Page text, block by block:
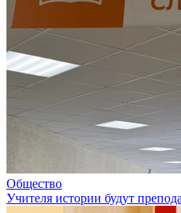
Общество
Учителя истории будут